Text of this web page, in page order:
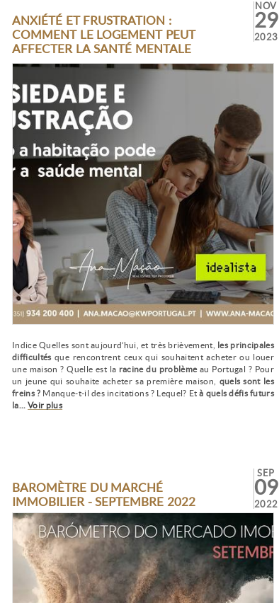
ANXIÉTÉ ET FRUSTRATION :
COMMENT LE LOGEMENT PEUT
AFFECTER LA SANTÉ MENTALE
NOV
29
2023
Indice Quelles sont aujourd’hui, et très brièvement,
les principales
difficultés que rencontrent ceux qui souhaitent acheter ou louer
une maison ? Quelle est la racine du problèmeau Portugal ? Pour
un jeune qui souhaite acheter sa première maison, quels sont les
freins ? Manque-t-il des incitations ? Lequel? Età quels défis futurs
la... Voir plus
BAROMÈTRE DU MARCHÉ
IMMOBILIER - SEPTEMBRE 2022
SEP
09
2022